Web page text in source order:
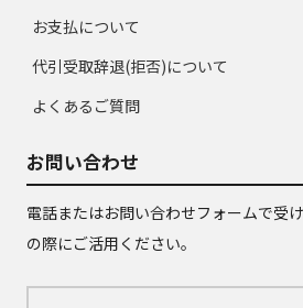
お支払について
代引受取辞退(拒否)について
よくあるご質問
お問い合わせ
電話またはお問い合わせフォームで受
の際にご活用ください。